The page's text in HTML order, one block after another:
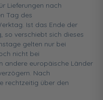
Lieferungen nach
Tag des
Ist das Ende der
so verschiebt sich dieses
gelten nur bei
nicht bei
andere europäische Länder
Nach
rechtzeitig über den